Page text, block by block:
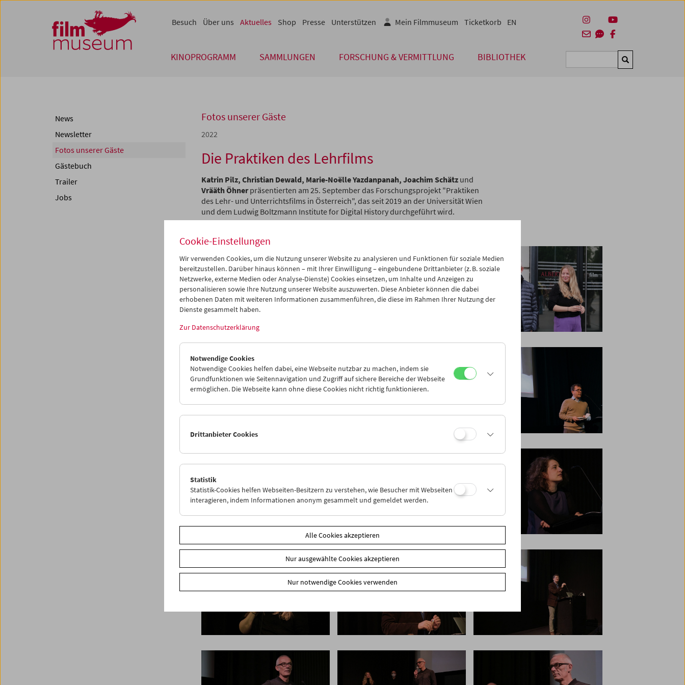
Zum Inhalt
Zum Hauptmenü
Zur Servicenavigation
Zum Suche
KINOPROGRAMM SAMMLUNGEN FORSCHUNG & VERMITTLUNG BIBLIOTHEK Suchen
Besuch Über uns Aktuelles Shop Presse Unterstützen Mein Filmmuseum Ticketkorb EN
Fotos unserer Gäste
2022
Die Praktiken des Lehrfilms
Katrin Pilz, Christian Dewald, Marie-Noëlle Yazdanpanah, Joachim Schätz und
Vrääth Öhnerpräsentierten am 25. September das Forschungsprojekt "Praktiken
des Lehr- und Unterrichtsfilms in Österreich", das seit 2019 an der Universität Wien
und dem Ludwig Boltzmann Institute for Digital History durchgeführt wird.
News
Newsletter
Fotos unserer Gäste
Gästebuch
Trailer
Jobs
Cookie-Einstellungen
Wir verwenden Cookies, um die Nutzung unserer Website zu analysieren und Funktionen für soziale Medien
bereitzustellen. Darüber hinaus können – mit Ihrer Einwilligung – eingebundene Drittanbieter (z. B. soziale
Netzwerke, externe Medien oder Analyse-Dienste) Cookies einsetzen, um Inhalte und Anzeigen zu
personalisieren sowie Ihre Nutzung unserer Website auszuwerten. Diese Anbieter können die dabei
erhobenen Daten mit weiteren Informationen zusammenführen, die diese im Rahmen Ihrer Nutzung der
Dienste gesammelt haben.
Zur Datenschutzerklärung
Notwendige Cookies
Notwendige Cookies helfen dabei, eine Webseite nutzbar zu machen, indem sie
Grundfunktionen wie Seitennavigation und Zugriff auf sichere Bereiche der Webseite
ermöglichen. Die Webseite kann ohne diese Cookies nicht richtig funktionieren.
Drittanbieter Cookies
Statistik
Statistik-Cookies helfen Webseiten-Besitzern zu verstehen, wie Besucher mit Webseiten
interagieren, indem Informationen anonym gesammelt und gemeldet werden.
Alle Cookies akzeptieren
Nur ausgewählte Cookies akzeptieren
Nur notwendige Cookies verwenden